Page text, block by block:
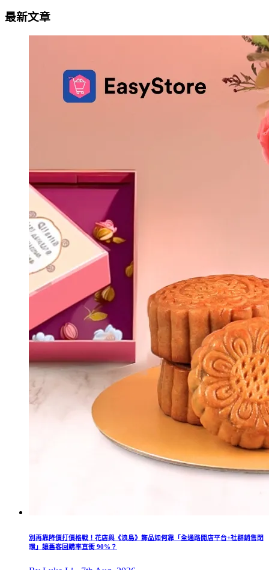
最新文章
別再靠降價打價格戰！花店與《浪島》飾品如何靠「全通路開店平台+社群銷售閉
環」讓舊客回購率直衝 90%？